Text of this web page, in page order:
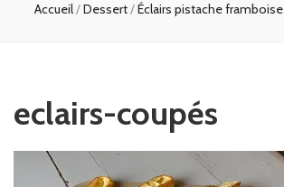
Accueil/Dessert/Éclairs pistache framboise
eclairs-coupés